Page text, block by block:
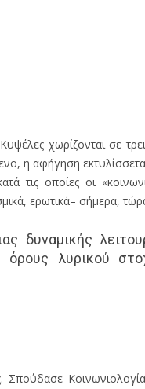
χωρίζονται σε
η αφήγηση
τις οποίες οι
ερωτικά– σήμερα,
δυναμικής
όρους λυρικού
Κοινωνιολογία